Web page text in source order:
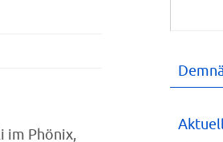
im Phönix,